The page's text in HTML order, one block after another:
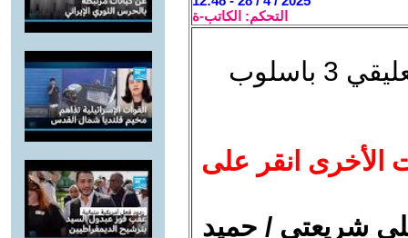
التحكم: الكاتب-ة
شكرا استاذ حميد على صياغتك تعليقي 3 باسلوب
الأخرى انقر على
شريعتي / حميد